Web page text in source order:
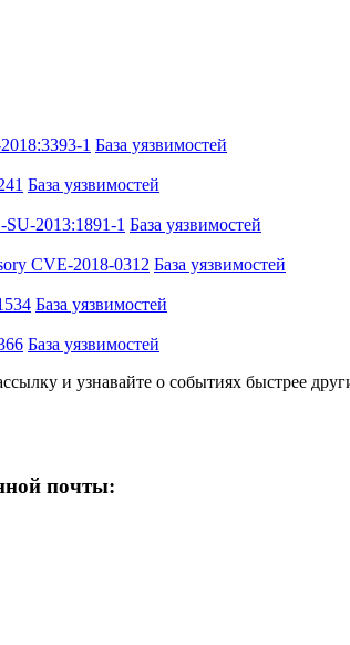
1 База уязвимостей
База уязвимостей
SU-2013:1891-1 База уязвимостей
CVE-2018-0312 База уязвимостей
База уязвимостей
База уязвимостей
и узнавайте о событиях быстрее
почты: